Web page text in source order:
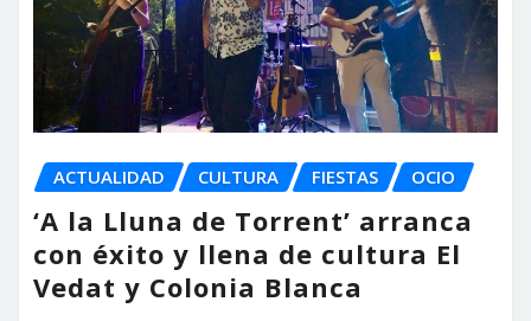
ACTUALIDAD CULTURA FIESTAS OCIO
‘A la Lluna de Torrent’ arranca
con éxito y llena de cultura El
Vedat y Colonia Blanca